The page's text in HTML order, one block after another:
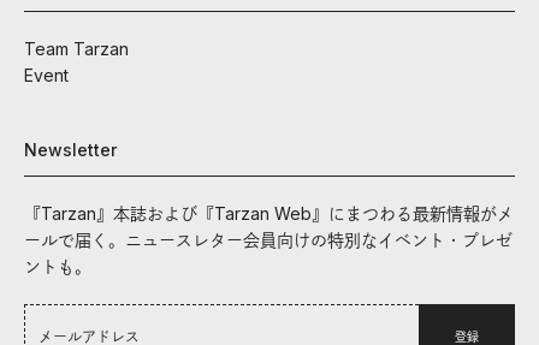
Team Tarzan
Event
Newsletter
『Tarzan』本誌および『Tarzan Web』にまつわる最新情報がメ
ールで届く。ニュースレター会員向けの特別なイベント・プレゼ
ントも。
登録